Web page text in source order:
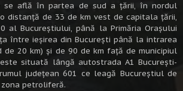
se află în partea de sud a ţării, în nordul
distanţă de 33 de km vest de capitala țării,
al Bucureștiului, până la Primăria Orașului
între ieșirea din București până la intrarea
de 20 km) şi de 90 de km faţă de municipiul
situată lângă autostrada A1 Bucureşti-
judeţean 601 ce leagă Bucureştiul de
petroliferă.